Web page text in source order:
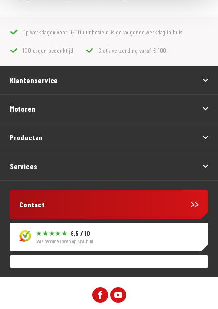
Op werkdagen voor 16:00 uur besteld, is de volgende werkdag in huis
100 dagen bedenktijd Gratis verzending vanaf € 100,-
Klantenservice
Motoren
Producten
Services
Contact
9,5 / 10
3417 beoordelingen op KiyOh.nl